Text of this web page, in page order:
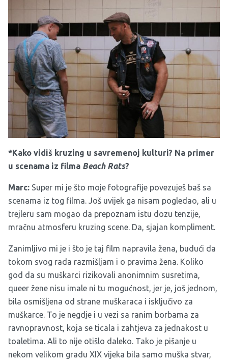
*Kako vidiš kruzing u savremenoj kulturi? Na primer
u scenama iz filma Beach Rats?
Marc: Super mi je što moje fotografije povezuješ baš sa
scenama iz tog filma. Još uvijek ga nisam pogledao, ali u
trejleru sam mogao da prepoznam istu dozu tenzije,
mračnu atmosferu kruzing scene. Da, sjajan kompliment.
Zanimljivo mi je i što je taj film napravila žena, budući da
tokom svog rada razmišljam i o pravima žena. Koliko
god da su muškarci rizikovali anonimnim susretima,
queer žene nisu imale ni tu mogućnost, jer je, još jednom,
bila osmišljena od strane muškaraca i isključivo za
muškarce. To je negdje i u vezi sa ranim borbama za
ravnopravnost, koja se ticala i zahtjeva za jednakost u
toaletima. Ali to nije otišlo daleko. Tako je pišanje u
nekom velikom gradu XIX vijeka bila samo muška stvar,